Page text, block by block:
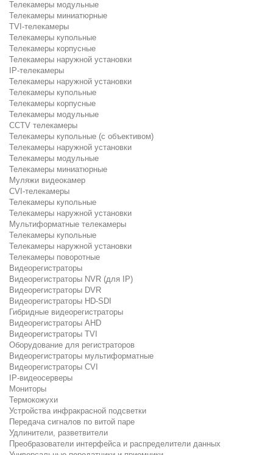
Телекамеры модульные
Телекамеры миниатюрные
TVI-телекамеры
Телекамеры купольные
Телекамеры корпусные
Телекамеры наружной установки
IP-телекамеры
Телекамеры наружной установки
Телекамеры купольные
Телекамеры корпусные
Телекамеры модульные
CCTV телекамеры
Телекамеры купольные (с объективом)
Телекамеры наружной установки
Телекамеры модульные
Телекамеры миниатюрные
Муляжи видеокамер
CVI-телекамеры
Телекамеры купольные
Телекамеры наружной установки
Мультиформатные телекамеры
Телекамеры купольные
Телекамеры наружной установки
Телекамеры поворотные
Видеорегистраторы
Видеорегистраторы NVR (для IP)
Видеорегистраторы DVR
Видеорегистраторы HD-SDI
Гибридные видеорегистраторы
Видеорегистраторы AHD
Видеорегистраторы TVI
Оборудование для регистраторов
Видеорегистраторы мультиформатные
Видеорегистраторы CVI
IP-видеосерверы
Мониторы
Термокожухи
Устройства инфракрасной подсветки
Передача сигналов по витой паре
Удлинители, разветвители
Преобразователи интерфейса и распределители данных